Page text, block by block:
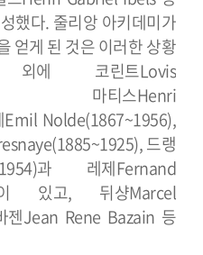
했다. 줄리앙 아키데미가
얻게 된 것은 이러한 상황
코린트Lovis
마티스Henri
Emil Nolde(1867~1956),
드랭
과 레제Fernand
있고, 뒤샹Marcel
젠Jean Rene Bazain 등